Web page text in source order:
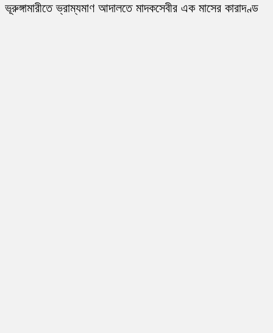
ভূরুঙ্গামারীতে ভ্রাম্যমাণ আদালতে মাদকসেবীর এক মাসের কারাদণ্ড